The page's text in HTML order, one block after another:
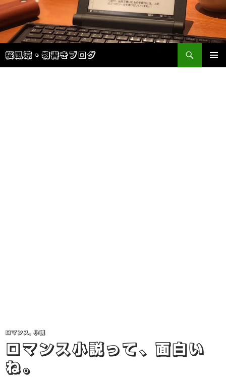
桜風涼・物書きブログ
検
索
ロマンス, 小説
ロマンス小説って、面白い
ね。